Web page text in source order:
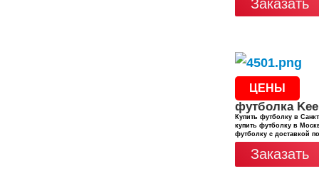
Заказать
ЦЕНЫ
футболка
Купить футболку в
купить футболку в
футболку с доставкой
Заказать